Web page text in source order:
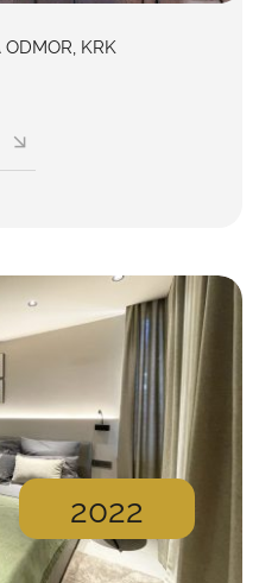
KRK
2022